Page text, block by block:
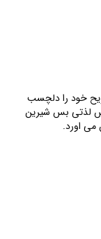
خود را دلچسب
لذتی بس شیرین
می اورد.